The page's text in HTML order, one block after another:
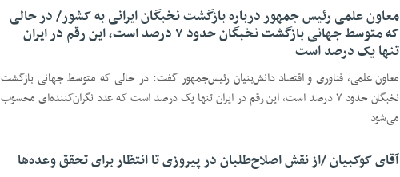
معاون علمی رئیس جمهور درباره بازگشت نخبگان ایرانی به کشور/ در حالی
که متوسط جهانی بازگشت نخبگان حدود ۷ درصد است، این رقم در ایران
تنها یک درصد است
معاون علمی، فناوری و اقتصاد دانش‌بنیان رئیس‌جمهور گفت: در حالی که متوسط جهانی بازگشت
نخبگان حدود ۷ درصد است، این رقم در ایران تنها یک درصد است که عدد نگران‌کننده‌ای محسوب
می‌شود
آقای کوکبیان /از نقش اصلاح‌طلبان در پیروزی تا انتظار برای تحقق وعده‌ها